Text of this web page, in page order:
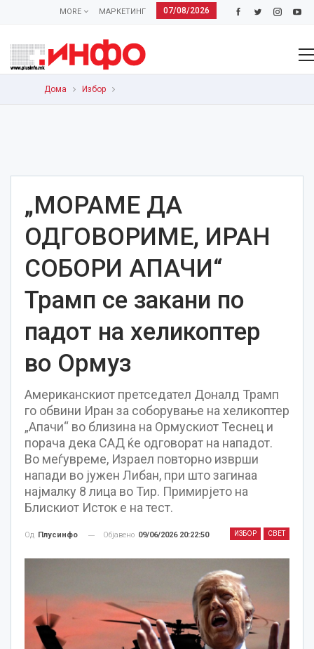
07/08/2026
МАРКЕТИНГ
MORE
Дома Избор
„МОРАМЕ ДА
ОДГОВОРИМЕ, ИРАН
СОБОРИ АПАЧИ“
Трамп се закани по
падот на хеликоптер
во Ормуз
Американскиот претседател Доналд Трамп
го обвини Иран за соборување на хеликоптер
„Апачи“ во близина на Ормускиот Теснец и
порача дека САД ќе одговорат на нападот.
Во меѓувреме, Израел повторно изврши
напади во јужен Либан, при што загинаа
најмалку 8 лица во Тир. Примирјето на
Блискиот Исток е на тест.
ИЗБОР СВЕТ
Од Плусинфо Објавено 09/06/2026 20:22:50